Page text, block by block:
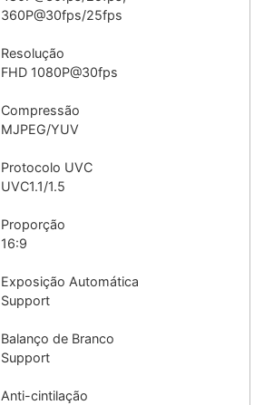
360P@30fps/25fps
Resolução
FHD 1080P@30fps
Compressão
MJPEG/YUV
Protocolo UVC
UVC1.1/1.5
Proporção
16:9
Exposição Automática
Support
Balanço de Branco
Support
Anti-cintilação